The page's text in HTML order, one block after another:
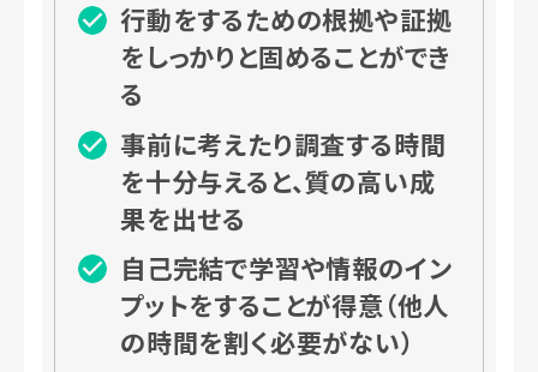
行動をするための根拠や証拠
をしっかりと固めることができ
る
事前に考えたり調査する時間
を十分与えると、質の高い成
果を出せる
自己完結で学習や情報のイン
プットをすることが得意（他人
の時間を割く必要がない）